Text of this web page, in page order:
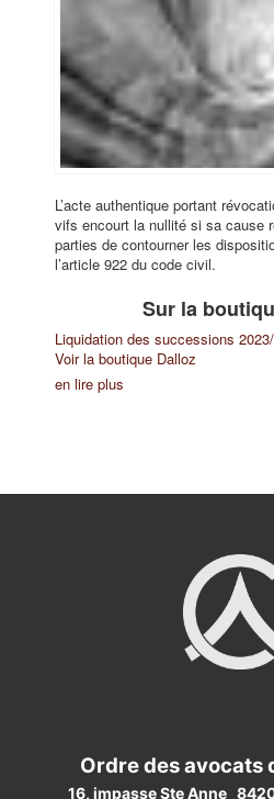
L’acte authentique portant
vifs encourt la nullité si sa cause
parties de contourner les
l’article 922 du code civil.
Sur la
Liquidation des successions
Voir la boutique Dalloz
en lire plus
Ordre des avocats
16, impasse Ste Anne